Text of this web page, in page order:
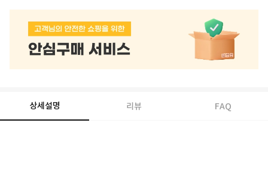
상세설명 리뷰 FAQ